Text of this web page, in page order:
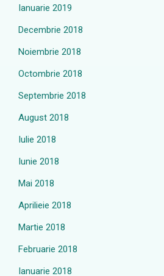
Ianuarie 2019
Decembrie 2018
Noiembrie 2018
Octombrie 2018
Septembrie 2018
August 2018
Iulie 2018
Iunie 2018
Mai 2018
Aprilieie 2018
Martie 2018
Februarie 2018
Ianuarie 2018